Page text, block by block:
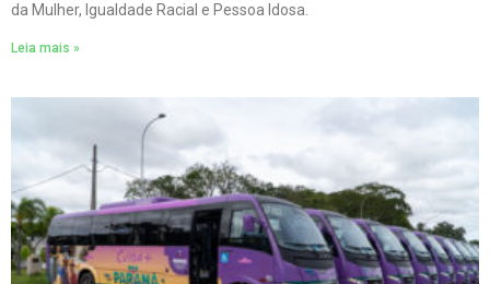
da Mulher, Igualdade Racial e Pessoa Idosa.
Leia mais »